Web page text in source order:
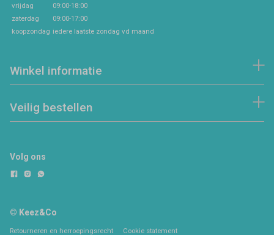
vrijdag
09:00-18:00
zaterdag
09:00-17:00
koopzondag iedere laatste zondag vd maand
Winkel informatie
Veilig bestellen
Volg ons
© Keez&Co
Retourneren en herroepingsrecht Cookie statement